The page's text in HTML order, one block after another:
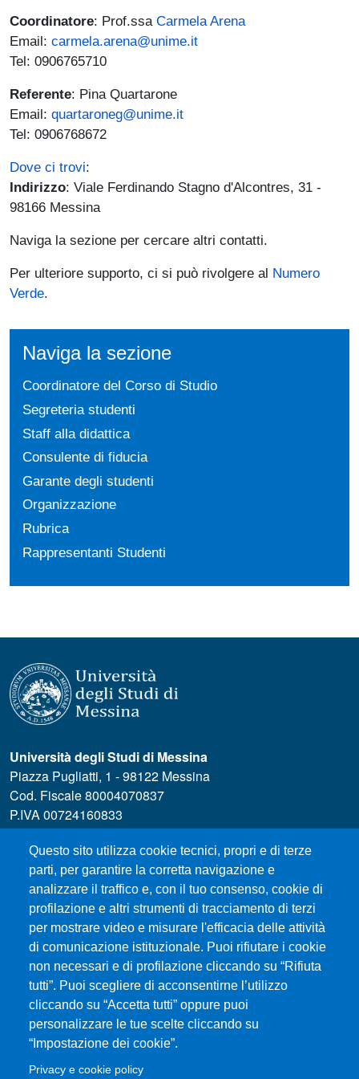
Coordinatore: Prof.ssa Carmela Arena
Email: carmela.arena@unime.it
Tel: 0906765710
Referente: Pina Quartarone
Email: quartaroneg@unime.it
Tel: 0906768672
Dove ci trovi:
Indirizzo: Viale Ferdinando Stagno d'Alcontres, 31 -
98166 Messina
Naviga la sezione per cercare altri contatti.
Per ulteriore supporto, ci si può rivolgere al Numero
Verde.
Naviga la sezione
Coordinatore del Corso di Studio
Segreteria studenti
Staff alla didattica
Consulente di fiducia
Garante degli studenti
Organizzazione
Rubrica
Rappresentanti Studenti
Questo sito utilizza cookie tecnici, propri e di terze
parti, per garantire la corretta navigazione e
analizzare il traffico e, con il tuo consenso, cookie di
profilazione e altri strumenti di tracciamento di terzi
per mostrare video e misurare l'efficacia delle attività
di comunicazione istituzionale. Puoi rifiutare i cookie
non necessari e di profilazione cliccando su “Rifiuta
tutti”. Puoi scegliere di acconsentirne l’utilizzo
cliccando su “Accetta tutti” oppure puoi
personalizzare le tue scelte cliccando su
“Impostazione dei cookie”.
Privacy e cookie policy
Università degli Studi di Messina
Piazza Pugliatti, 1 - 98122 Messina
Cod. Fiscale 80004070837
P.IVA 00724160833
Centralino: 090 676 1
MENÙ SOCIAL
MENÙ FOOTER 1
Esami
ERASMUS
Modulistica
Prenotazione Aule e Laboratori Didattici
Dove ci trovi
Orientamento
Studenti UNIME